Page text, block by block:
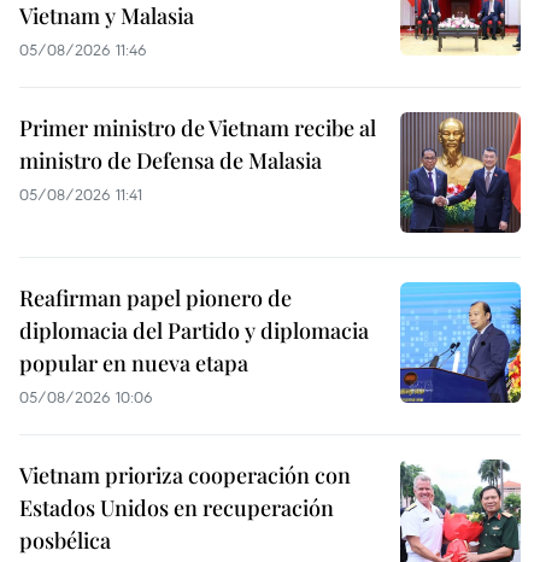
Vietnam y Malasia
05/08/2026 11:46
Primer ministro de Vietnam recibe al
ministro de Defensa de Malasia
05/08/2026 11:41
Reafirman papel pionero de
diplomacia del Partido y diplomacia
popular en nueva etapa
05/08/2026 10:06
Vietnam prioriza cooperación con
Estados Unidos en recuperación
posbélica